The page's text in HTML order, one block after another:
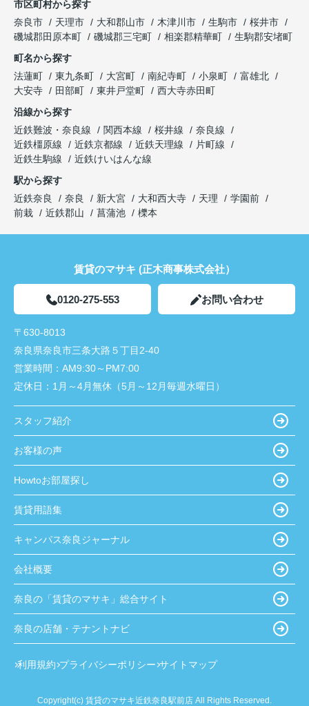
市区町村から探す
奈良市
天理市 大和郡山市 木津川市 生駒市
桜井市
磯城郡田原本町
磯城郡三宅町 相楽郡精華町
生駒郡安堵町
町名から探す
法蓮町
東九条町 大宮町 南紀寺町 小泉町
富雄北
大安寺
田部町 東井戸堂町
西大寺赤田町
沿線から探す
近鉄難波・奈良線
関西本線 桜井線
奈良線
近鉄橿原線
近鉄京都線 近鉄天理線
片町線
近鉄生駒線
近鉄けいはんな線
駅から探す
近鉄奈良
奈良 新大宮 大和西大寺 天理
学園前
前栽
近鉄郡山 菖蒲池 櫟本
賃貸のマサキ (正木商事株式会社）
0120-275-553 お問い合わせ
〒630-8013
奈良県奈良市三条大路５丁目2-40
営業時間： AM9:30～PM7:00
定休日： 1月～4月無休（5月～12月毎週水曜日）
スタッフ紹介
お客様の声
Howtoお部屋探し
賃貸用語集
キャンパス奈良ジャーナル
会社概要
奈良の「賃貸のマサキ」総合サイト
奈良の店舗・テナントナビ
利用規約 プライバシーポリシー サイトマップ
Copyright(c) 賃貸のマサキ近鉄奈良駅前店 All Rights Reserved.